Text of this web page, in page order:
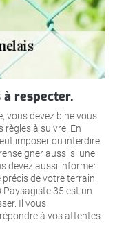
respecter.
vous devez bine vous
règles à suivre. En
imposer ou interdire
aussi si une
devez aussi informer
de votre terrain.
Paysagiste 35 est un
Il vous
à vos attentes.